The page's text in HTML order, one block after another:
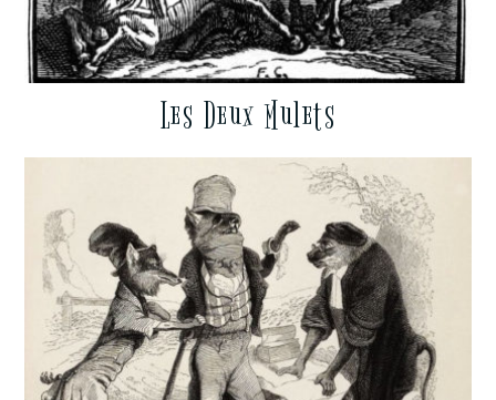
Les Deux Mulets